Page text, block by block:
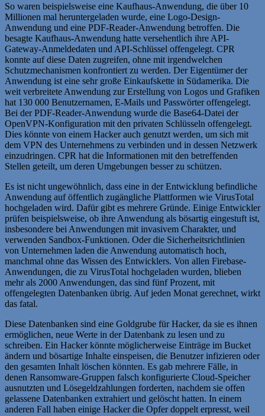
So waren beispielsweise eine Kaufhaus-Anwendung, die über 10
Millionen mal heruntergeladen wurde, eine Logo-Design-
Anwendung und eine PDF-Reader-Anwendung betroffen. Die
besagte Kaufhaus-Anwendung hatte versehentlich ihre API-
Gateway-Anmeldedaten und API-Schlüssel offengelegt. CPR
konnte auf diese Daten zugreifen, ohne mit irgendwelchen
Schutzmechanismen konfrontiert zu werden. Der Eigentümer der
Anwendung ist eine sehr große Einkaufskette in Südamerika. Die
weit verbreitete Anwendung zur Erstellung von Logos und Grafiken
hat 130 000 Benutzernamen, E-Mails und Passwörter offengelegt.
Bei der PDF-Reader-Anwendung wurde die Base64-Datei der
OpenVPN-Konfiguration mit den privaten Schlüsseln offengelegt.
Dies könnte von einem Hacker auch genutzt werden, um sich mit
dem VPN des Unternehmens zu verbinden und in dessen Netzwerk
einzudringen. CPR hat die Informationen mit den betreffenden
Stellen geteilt, um deren Umgebungen besser zu schützen.
Es ist nicht ungewöhnlich, dass eine in der Entwicklung befindliche
Anwendung auf öffentlich zugängliche Plattformen wie VirusTotal
hochgeladen wird. Dafür gibt es mehrere Gründe. Einige Entwickler
prüfen beispielsweise, ob ihre Anwendung als bösartig eingestuft ist,
insbesondere bei Anwendungen mit invasivem Charakter, und
verwenden Sandbox-Funktionen. Oder die Sicherheitsrichtlinien
von Unternehmen laden die Anwendung automatisch hoch,
manchmal ohne das Wissen des Entwicklers. Von allen Firebase-
Anwendungen, die zu VirusTotal hochgeladen wurden, blieben
mehr als 2000 Anwendungen, das sind fünf Prozent, mit
offengelegten Datenbanken übrig. Auf jeden Monat gerechnet, wirkt
das fatal.
Diese Datenbanken sind eine Goldgrube für Hacker, da sie es ihnen
ermöglichen, neue Werte in der Datenbank zu lesen und zu
schreiben. Ein Hacker könnte möglicherweise Einträge im Bucket
ändern und bösartige Inhalte einspeisen, die Benutzer infizieren oder
den gesamten Inhalt löschen könnten. Es gab mehrere Fälle, in
denen Ransomware-Gruppen falsch konfigurierte Cloud-Speicher
ausnutzten und Lösegeldzahlungen forderten, nachdem sie offen
gelassene Datenbanken extrahiert und gelöscht hatten. In einem
anderen Fall haben einige Hacker die Opfer doppelt erpresst, weil